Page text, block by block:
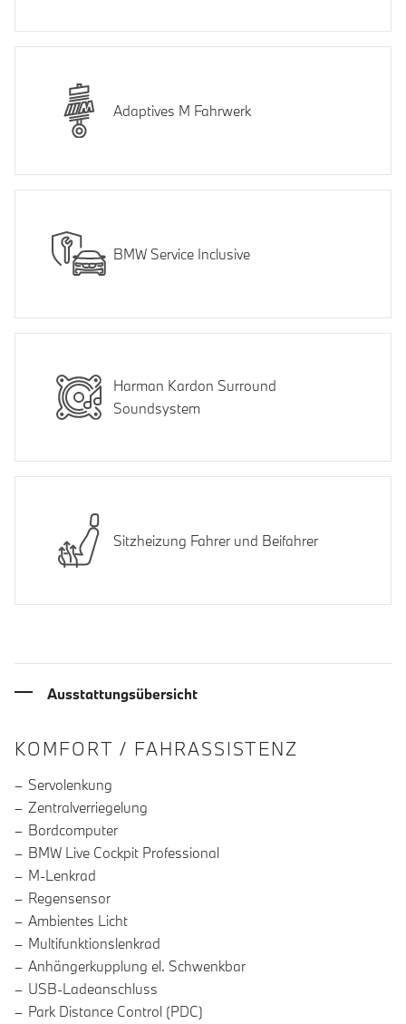
Adaptives M Fahrwerk
BMW Service Inclusive
Harman Kardon Surround
Soundsystem
Sitzheizung Fahrer und Beifahrer
Ausstattungsübersicht
INFORMATIONEN ÜBER DIE
KOMFORT / FAHRASSISTENZ
Servolenkung
Zentralverriegelung
Bordcomputer
BMW Live Cockpit Professional
M-Lenkrad
Regensensor
Ambientes Licht
Multifunktionslenkrad
Anhängerkupplung el. Schwenkbar
USB-Ladeanschluss
Park Distance Control (PDC)